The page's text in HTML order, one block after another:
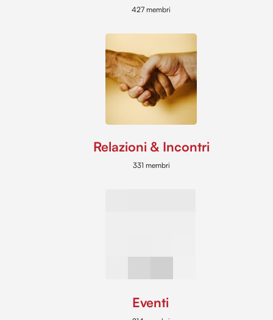
427 membri
Relazioni & Incontri
331 membri
Eventi